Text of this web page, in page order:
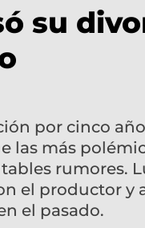
su
por cinco
las más
rumores.
el productor y
el pasado.